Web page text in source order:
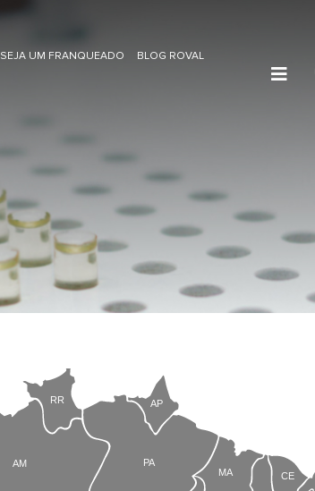
SEJA UM FRANQUEADO BLOG ROVAL
AM PA
AP
CE
RR
MA